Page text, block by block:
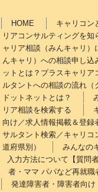
HOME
キャリコン
リアコンサルティングを
ャリア相談（みんキャリ）
んキャリ）への相談申し込
ットとは？プラスキャリ
ルタントへの相談の流れ（
ドットネットとは？
リア相談を検索する
向け／求人情報掲載＆登録
サルタント検索／キャリコ
道府県別）
みんなの
入力方法について【質問者
者・ママ パパなど再就職
発達障害者・障害者向け